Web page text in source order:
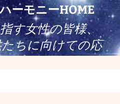
ーモニーHOME
す女性の皆様、
ちに向けての応